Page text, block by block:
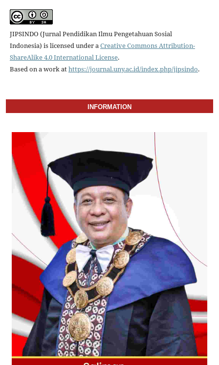
JIPSINDO (Jurnal Pendidikan Ilmu Pengetahuan Sosial
Indonesia) is licensed under aCreative Commons Attribution-
ShareAlike 4.0 International License.
Based on a work athttps://journal.uny.ac.id/index.php/jipsindo.
INFORMATION